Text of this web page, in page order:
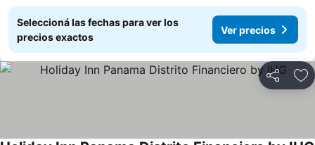
Seleccioná las fechas para ver los
precios exactos
Ver precios
Compartir